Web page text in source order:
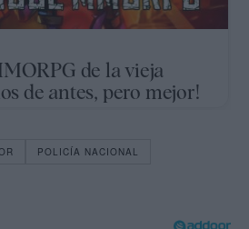
de la vieja
de antes, pero mejor!
POLICÍA NACIONAL